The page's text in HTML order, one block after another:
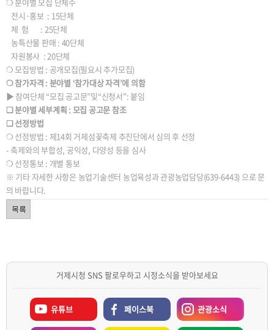
전시·홍보 : 15단체
체 험 : 25단체
농특산물 판매 : 40단체
자원봉사 : 20단체
❍ 모집방법 : 공개모집(필요시 추가모집)
❍ 참가자격 : 분야별 ‘참가대상 자격’에 의함
▶ 참여단체 “모집 공고문”및“신청서”: 붙임
❏ 분야별 세부계획 : 모집 공고문 참조
❏ 선정방법
❍ 선정방법 : 제14회 거제섬꽃축제 추진단에서 심의 후 선정
- 축제와의 부합성, 공익성, 다양성 등을 심사
❍ 선정통보 : 개별 통보
※ 기타 자세한 사항은 농업기술센터 농업육성과 관광농업담당(639-6443) 으로 문
의 바랍니다.
거제시청 SNS 팔로우하고 시정소식을 받아보세요
유튜브 페이스북 관광소식